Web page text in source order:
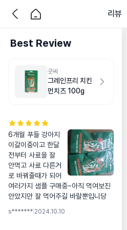
리뷰
Best Review
굿씨
그레인프리 치킨
먼치즈 100g
6개월 푸들 강아지
이갈이중이고 한달
전부터 사료을 잘
안먹고 사료 다른거
로 바꿔줄때가 되어
여러가지 샘플 구매중~아직 먹여보진
안았지만 잘 먹어주길 바랄뿐입니당
s******* 2024.10.10